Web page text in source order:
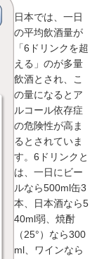
日本では、一日
の平均飲酒量が
「6ドリンクを超
える」のが多量
飲酒とされ、こ
の量になるとア
ルコール依存症
の危険性が高ま
るとされていま
す。6ドリンクと
は、一日にビー
ルなら500ml缶3
本、日本酒なら5
40ml弱、焼酎
（25°）なら300
ml、ワインなら